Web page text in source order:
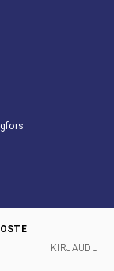
KIRJAUDU